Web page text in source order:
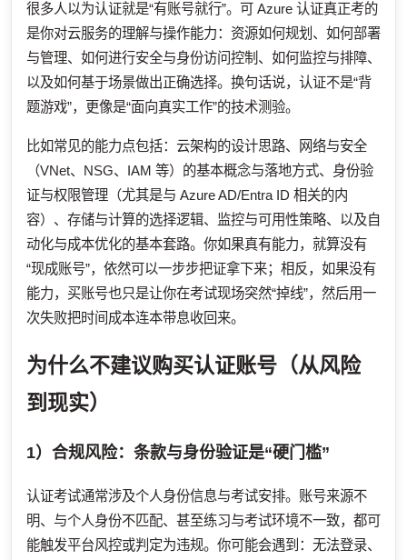
很多人以为认证就是“有账号就行”。可 Azure 认证真正考的
是你对云服务的理解与操作能力：资源如何规划、如何部署
与管理、如何进行安全与身份访问控制、如何监控与排障、
以及如何基于场景做出正确选择。换句话说，认证不是“背
题游戏”，更像是“面向真实工作”的技术测验。
比如常见的能力点包括：云架构的设计思路、网络与安全
（VNet、NSG、IAM 等）的基本概念与落地方式、身份验
证与权限管理（尤其是与 Azure AD/Entra ID 相关的内
容）、存储与计算的选择逻辑、监控与可用性策略、以及自
动化与成本优化的基本套路。你如果真有能力，就算没有
“现成账号”，依然可以一步步把证拿下来；相反，如果没有
能力，买账号也只是让你在考试现场突然“掉线”，然后用一
次失败把时间成本连本带息收回来。
为什么不建议购买认证账号（从风险
到现实）
1）合规风险：条款与身份验证是“硬门槛”
认证考试通常涉及个人身份信息与考试安排。账号来源不
明、与个人身份不匹配、甚至练习与考试环境不一致，都可
能触发平台风控或判定为违规。你可能会遇到：无法登录、